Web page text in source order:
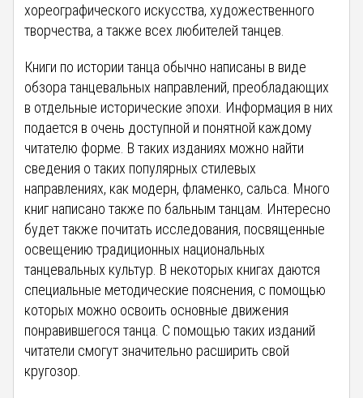
хореографического искусства, художественного
творчества, а также всех любителей танцев.
Книги по истории танца обычно написаны в виде
обзора танцевальных направлений, преобладающих
в отдельные исторические эпохи. Информация в них
подается в очень доступной и понятной каждому
читателю форме. В таких изданиях можно найти
сведения о таких популярных стилевых
направлениях, как модерн, фламенко, сальса. Много
книг написано также по бальным танцам. Интересно
будет также почитать исследования, посвященные
освещению традиционных национальных
танцевальных культур. В некоторых книгах даются
специальные методические пояснения, с помощью
которых можно освоить основные движения
понравившегося танца. С помощью таких изданий
читатели смогут значительно расширить свой
кругозор.